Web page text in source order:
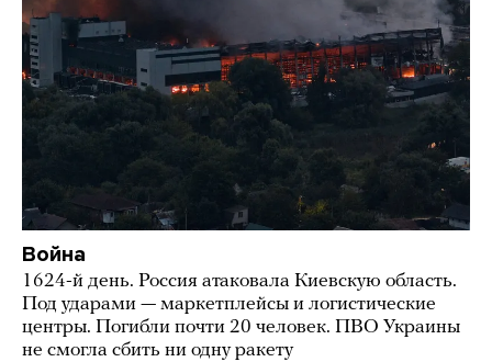
Война
1624-й день. Россия атаковала Киевскую область.
Под ударами — маркетплейсы и логистические
центры. Погибли почти 20 человек. ПВО Украины
не смогла сбить ни одну ракету